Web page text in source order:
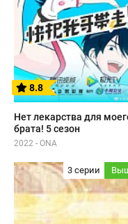
8.8
Нет лекарства для
брата! 5 сезон
2022 - ONA
3 серии